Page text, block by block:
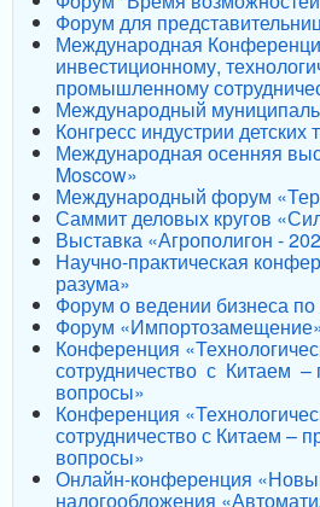
Форум для
Международная
инвестиционному,
промышленному
Международный
Конгресс индустрии детских
Международная осенняя
Moscow»
Международный форум
Саммит деловых кругов
Выставка «Агрополигон -
Научно-практическая
разума»
Форум о ведении бизнеса
Форум
Конференция
сотрудничество с Китаем –
вопросы»
Конференция
сотрудничество с Китаем –
вопросы»
Онлайн-конференция
налогообложения